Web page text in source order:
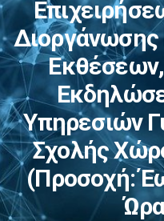
Υπηρεσιών
Σχολής
(Προσοχή: